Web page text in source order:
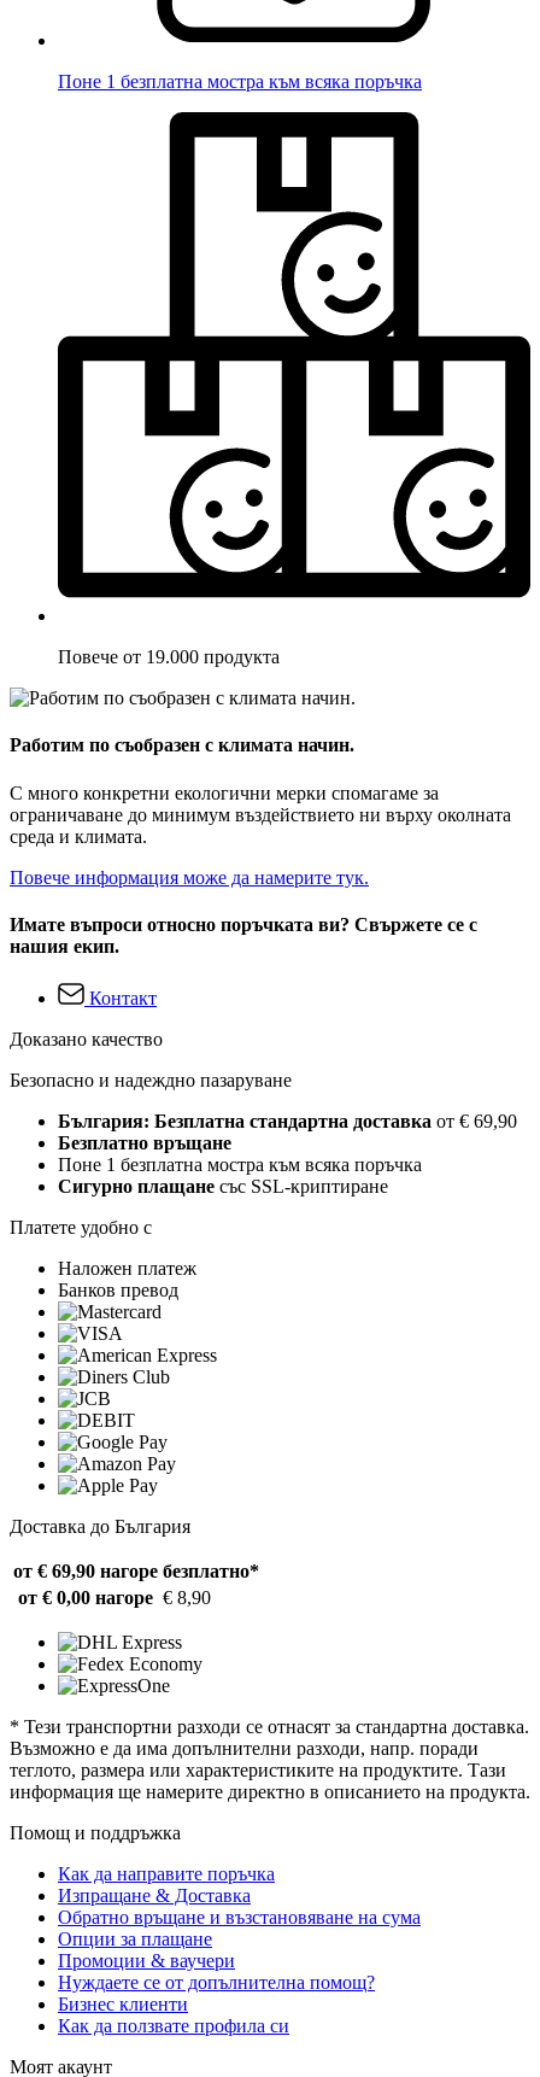
Поне 1 безплатна мостра към всяка поръчка
Повече от 19.000 продукта
Работим по съобразен с климата начин.
С много конкретни екологични мерки спомагаме за
ограничаване до минимум въздействието ни върху околната
среда и климата.
Повече информация може да намерите тук.
Имате въпроси относно поръчката ви? Свържете се с
нашия екип.
Контакт
Доказано качество
Безопасно и надеждно пазаруване
България: Безплатна стандартна доставка от € 69,90
Безплатно връщане
Поне 1 безплатна мостра към всяка поръчка
Сигурно плащане със SSL-криптиране
Платете удобно с
Наложен платеж
Банков превод
Доставка до България
от € 69,90 нагоре безплатно*
от € 0,00 нагоре € 8,90
* Тези транспортни разходи се отнасят за стандартна доставка.
Възможно е да има допълнителни разходи, напр. поради
теглото, размера или характеристиките на продуктите. Тази
информация ще намерите директно в описанието на продукта.
Помощ и поддръжка
Как да направите поръчка
Изпращане & Доставка
Обратно връщане и възстановяване на сума
Опции за плащане
Промоции & ваучери
Нуждаете се от допълнителна помощ?
Бизнес клиенти
Как да ползвате профила си
Моят акаунт